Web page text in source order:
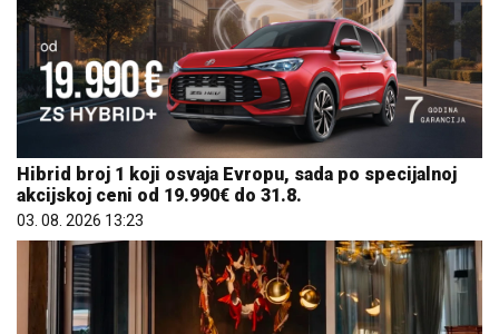
Hibrid broj 1 koji osvaja Evropu, sada po specijalnoj
akcijskoj ceni od 19.990€ do 31.8.
03. 08. 2026 13:23